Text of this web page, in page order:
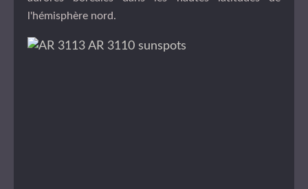
l'hémisphère nord.